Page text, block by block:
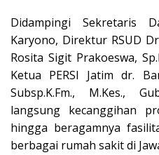
Didampingi Sekretaris
Karyono, Direktur RSUD
Rosita Sigit Prakoeswa,
Ketua PERSI Jatim dr.
Subsp.K.Fm., M.Kes.,
langsung kecanggihan
hingga beragamnya
berbagai rumah sakit di